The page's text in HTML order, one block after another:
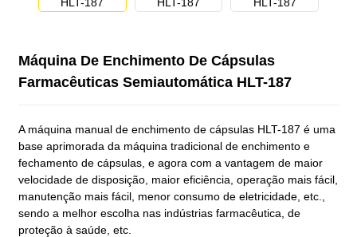
Máquina De Enchimento De Cápsulas
Farmacêuticas Semiautomática HLT-187
A máquina manual de enchimento de cápsulas HLT-187 é uma
base aprimorada da máquina tradicional de enchimento e
fechamento de cápsulas, e agora com a vantagem de maior
velocidade de disposição, maior eficiência, operação mais fácil,
manutenção mais fácil, menor consumo de eletricidade, etc.,
sendo a melhor escolha nas indústrias farmacêutica, de
proteção à saúde, etc.